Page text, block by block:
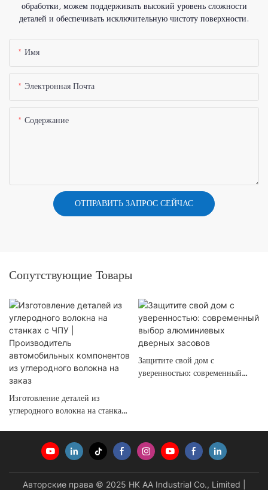
обработки, можем поддерживать высокий уровень сложности
деталей и обеспечивать исключительную чистоту поверхности.
Имя
Электронная Почта
Содержание
ОТПРАВИТЬ ЗАПРОС СЕЙЧАС
Сопутствующие Товары
Изготовление деталей из
углеродного волокна на станках
углеродного волокна на заказ
Защитите свой дом с
уверенностью: современный
Авторские права © 2025 HK AA Industrial Co., Limited |